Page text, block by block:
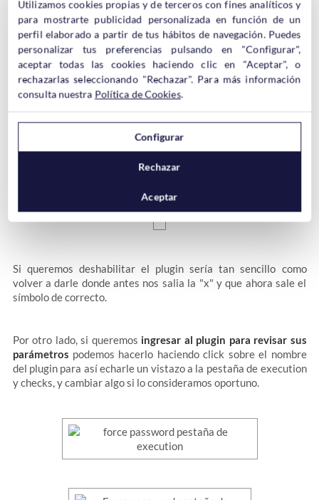
Para activar el plugin de Force Password Complexity es tan
sencillo comodarle al icono de la "x". Si se pasa el ratón por
encima pone:
"Habilitar el plugin".
Al hacerlo, saldrá un mensaje indicando lo siguiente:
Si queremos deshabilitar el plugin sería tan sencillo como
volver a darle donde antes nos salia la "x" y que ahora sale el
símbolo de correcto.
Por otro lado, si queremos ingresar al plugin para revisar sus
parámetros podemos hacerlo haciendo click sobre el nombre
del plugin para así echarle un vistazo a la pestaña de execution
y checks, y cambiar algo si lo consideramos oportuno.
Utilizamos cookies propias y de terceros con fines analíticos y
para mostrarte publicidad personalizada en función de un
perfil elaborado a partir de tus hábitos de navegación. Puedes
personalizar tus preferencias pulsando en "Configurar",
aceptar todas las cookies haciendo clic en "Aceptar", o
rechazarlas seleccionando "Rechazar". Para más información
consulta nuestra Política de Cookies.
Configurar
Rechazar
Aceptar